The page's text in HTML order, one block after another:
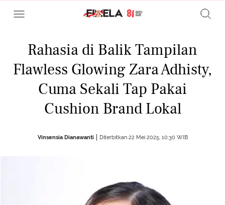
Rahasia di Balik Tampilan
Flawless Glowing Zara Adhisty,
Cuma Sekali Tap Pakai
Cushion Brand Lokal
Vinsensia Dianawanti Diterbitkan 22 Mei 2025, 10:30 WIB